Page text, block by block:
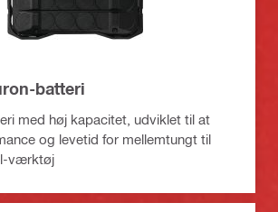
batteri
med høj kapacitet, udviklet til at
og levetid for mellemtungt til
værktøj